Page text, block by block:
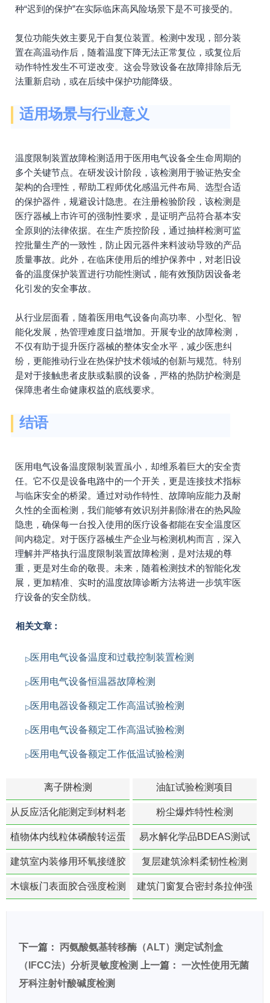
种“迟到的保护”在实际临床高风险场景下是不可接受的。
复位功能失效主要见于自复位装置。检测中发现，部分装
置在高温动作后，随着温度下降无法正常复位，或复位后
动作特性发生不可逆改变。这会导致设备在故障排除后无
法重新启动，或在后续中保护功能降级。
适用场景与行业意义
温度限制装置故障检测适用于医用电气设备全生命周期的
多个关键节点。在研发设计阶段，该检测用于验证热安全
架构的合理性，帮助工程师优化感温元件布局、选型合适
的保护器件，规避设计隐患。在注册检验阶段，该检测是
医疗器械上市许可的强制性要求，是证明产品符合基本安
全原则的法律依据。在生产质控阶段，通过抽样检测可监
控批量生产的一致性，防止因元器件来料波动导致的产品
质量事故。此外，在临床使用后的维护保养中，对老旧设
备的温度保护装置进行功能性测试，能有效预防因设备老
化引发的安全事故。
从行业层面看，随着医用电气设备向高功率、小型化、智
能化发展，热管理难度日益增加。开展专业的故障检测，
不仅有助于提升医疗器械的整体安全水平，减少医患纠
纷，更能推动行业在热保护技术领域的创新与规范。特别
是对于接触患者皮肤或黏膜的设备，严格的热防护检测是
保障患者生命健康权益的底线要求。
结语
医用电气设备温度限制装置虽小，却维系着巨大的安全责
任。它不仅是设备电路中的一个开关，更是连接技术指标
与临床安全的桥梁。通过对动作特性、故障响应能力及耐
久性的全面检测，我们能够有效识别并剔除潜在的热风险
隐患，确保每一台投入使用的医疗设备都能在安全温度区
间内稳定。对于医疗器械生产企业与检测机构而言，深入
理解并严格执行温度限制装置故障检测，是对法规的尊
重，更是对生命的敬畏。未来，随着检测技术的智能化发
展，更加精准、实时的温度故障诊断方法将进一步筑牢医
疗设备的安全防线。
相关文章：
医用电气设备温度和过载控制装置检测
医用电气设备恒温器故障检测
医用电器设备额定工作高温试验检测
医用电气设备额定工作高温试验检测
医用电气设备额定工作低温试验检测
离子阱检测 油缸试验检测项目
从反应活化能测定到材料老
化寿命预测的经典模型
粉尘爆炸特性检测
植物体内线粒体磷酸转运蛋
白活性检测
易水解化学品BDEAS测试
建筑室内装修用环氧接缝胶
苯含量检测
复层建筑涂料柔韧性检测
木镶板门表面胶合强度检测
建筑门窗复合密封条拉伸强
下一篇： 丙氨酸氨基转移酶（ALT）测定试剂盒
（IFCC法）分析灵敏度检测
上一篇： 一次性使用无菌
牙科注射针酸碱度检测